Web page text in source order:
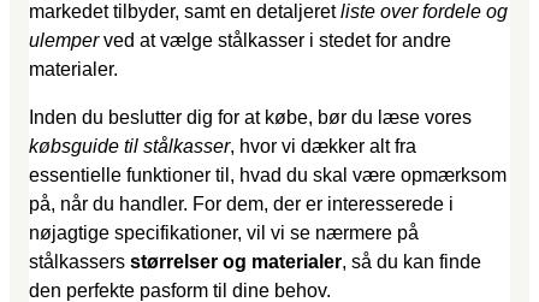
markedet tilbyder, samt en detaljeretliste over fordele og
ulemperved at vælge stålkasser i stedet for andre
materialer.
Inden du beslutter dig for at købe, bør du læse vores
købsguide til stålkasser, hvor vi dækker alt fra
essentielle funktioner til, hvad du skal være opmærksom
på, når du handler. For dem, der er interesserede i
nøjagtige specifikationer, vil vi se nærmere på
stålkassers størrelser og materialer, så du kan finde
den perfekte pasform til dine behov.